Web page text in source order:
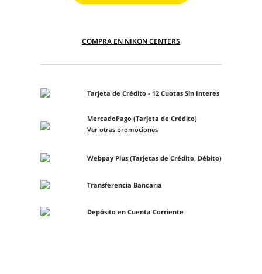
COMPRA EN NIKON CENTERS
Tarjeta de Crédito - 12 Cuotas Sin Interes
MercadoPago (Tarjeta de Crédito)
Ver otras promociones
Webpay Plus (Tarjetas de Crédito, Débito)
Transferencia Bancaria
Depósito en Cuenta Corriente